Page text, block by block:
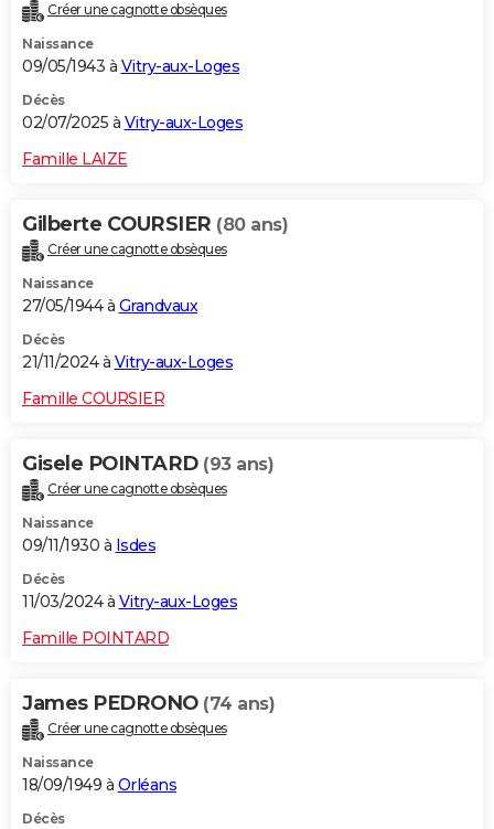
Créer une cagnotte obsèques
Naissance
09/05/1943 à Vitry-aux-Loges
Décès
02/07/2025 à Vitry-aux-Loges
Famille LAIZE
Gilberte COURSIER (80 ans)
Créer une cagnotte obsèques
Naissance
27/05/1944 à Grandvaux
Décès
21/11/2024 à Vitry-aux-Loges
Famille COURSIER
Gisele POINTARD (93 ans)
Créer une cagnotte obsèques
Naissance
09/11/1930 à Isdes
Décès
11/03/2024 à Vitry-aux-Loges
Famille POINTARD
James PEDRONO (74 ans)
Créer une cagnotte obsèques
Naissance
18/09/1949 à Orléans
Décès